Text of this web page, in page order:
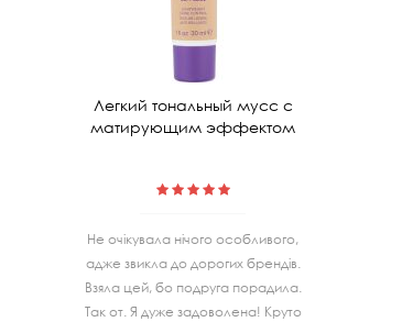
Легкий тональный мусс с
матирующим эффектом
Не очiкувала нiчого особливого,
адже звикла до дорогих брендiв.
Взяла цей, бо подруга порадила.
Так от. Я дуже задоволена! Круто